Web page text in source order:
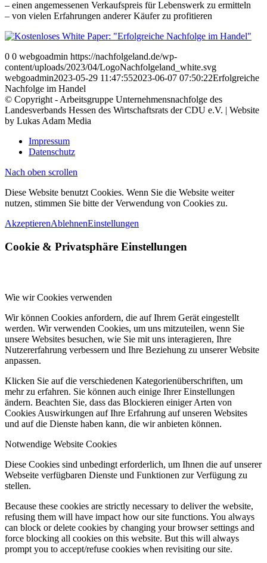
– einen angemessenen Verkaufspreis für Lebenswerk zu ermitteln
– von vielen Erfahrungen anderer Käufer zu profitieren
0 0 webgoadmin https://nachfolgeland.de/wp-
content/uploads/2023/04/LogoNachfolgeland_white.svg
webgoadmin2023-05-29 11:47:552023-06-07 07:50:22Erfolgreiche
Nachfolge im Handel
© Copyright - Arbeitsgruppe Unternehmensnachfolge des
Landesverbands Hessen des Wirtschaftsrats der CDU e.V. | Website
by Lukas Adam Media
Impressum
Datenschutz
Nach oben scrollen
Diese Website benutzt Cookies. Wenn Sie die Website weiter
nutzen, stimmen Sie bitte der Verwendung von Cookies zu.
AkzeptierenAblehnenEinstellungen
Cookie & Privatsphäre Einstellungen
Wie wir Cookies verwenden
Wir können Cookies anfordern, die auf Ihrem Gerät eingestellt
werden. Wir verwenden Cookies, um uns mitzuteilen, wenn Sie
unsere Websites besuchen, wie Sie mit uns interagieren, Ihre
Nutzererfahrung verbessern und Ihre Beziehung zu unserer Website
anpassen.
Klicken Sie auf die verschiedenen Kategorienüberschriften, um
mehr zu erfahren. Sie können auch einige Ihrer Einstellungen
ändern. Beachten Sie, dass das Blockieren einiger Arten von
Cookies Auswirkungen auf Ihre Erfahrung auf unseren Websites
und auf die Dienste haben kann, die wir anbieten können.
Notwendige Website Cookies
Diese Cookies sind unbedingt erforderlich, um Ihnen die auf unserer
Webseite verfügbaren Dienste und Funktionen zur Verfügung zu
stellen.
Because these cookies are strictly necessary to deliver the website,
refusing them will have impact how our site functions. You always
can block or delete cookies by changing your browser settings and
force blocking all cookies on this website. But this will always
prompt you to accept/refuse cookies when revisiting our site.